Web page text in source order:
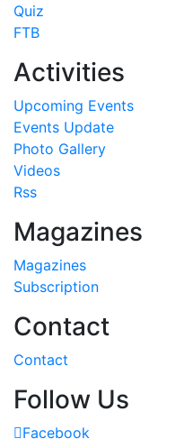
Quiz
FTB
Activities
Upcoming Events
Events Update
Photo Gallery
Videos
Rss
Magazines
Magazines
Subscription
Contact
Contact
Follow Us
Facebook